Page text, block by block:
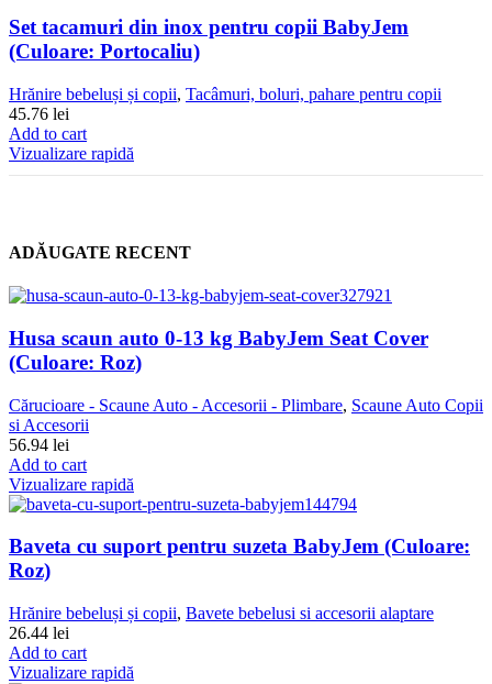
Set tacamuri din inox pentru copii BabyJem
(Culoare: Portocaliu)
Hrănire bebeluși și copii, Tacâmuri, boluri, pahare pentru copii
45.76 lei
Add to cart
Vizualizare rapidă
ADĂUGATE RECENT
Husa scaun auto 0-13 kg BabyJem Seat Cover
(Culoare: Roz)
Cărucioare - Scaune Auto - Accesorii - Plimbare, Scaune Auto Copii
si Accesorii
56.94 lei
Add to cart
Vizualizare rapidă
Baveta cu suport pentru suzeta BabyJem (Culoare:
Roz)
Hrănire bebeluși și copii, Bavete bebelusi si accesorii alaptare
26.44 lei
Add to cart
Vizualizare rapidă